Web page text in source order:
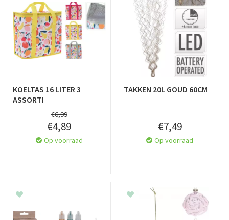
KOELTAS 16 LITER 3
ASSORTI
€6,99
€4,89
Op voorraad
TAKKEN 20L GOUD 60CM
€7,49
Op voorraad